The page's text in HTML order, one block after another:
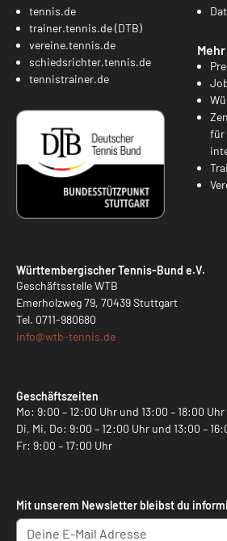
tennis.de
trainer.tennis.de (DTB)
vereine.tennis.de
schiedsrichter.tennis.de
tennistrainer.de
für
Württembergischer Tennis-Bund e.V.
Geschäftsstelle WTB
Emerholzweg 79, 70439 Stuttgart
Tel. 0711-980680
info@wtb-tennis.de
Geschäftszeiten
Mo: 9:00 – 12:00 Uhr und 13:00 – 18:00 Uhr
Di, Mi, Do: 9:00 – 12:00 Uhr und 13:00 –
Fr: 9:00 – 17:00 Uhr
Mit unserem Newsletter bleibst du